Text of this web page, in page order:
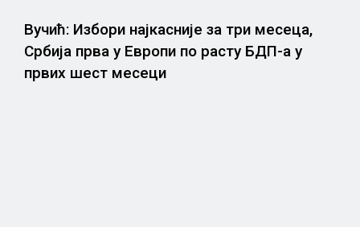
Вучић: Избори најкасније за три месеца,
Србија прва у Европи по расту БДП-а у
првих шест месеци